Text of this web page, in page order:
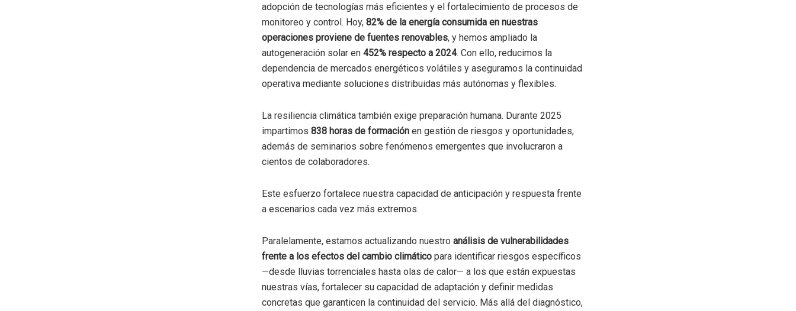
adopción de tecnologías más eficientes y el fortalecimiento de procesos de
monitoreo y control. Hoy, 82% de la energía consumida en nuestras
operaciones proviene de fuentes renovables, y hemos ampliado la
autogeneración solar en 452% respecto a 2024. Con ello, reducimos la
dependencia de mercados energéticos volátiles y aseguramos la continuidad
operativa mediante soluciones distribuidas más autónomas y flexibles.
La resiliencia climática también exige preparación humana. Durante 2025
impartimos 838 horas de formación en gestión de riesgos y oportunidades,
además de seminarios sobre fenómenos emergentes que involucraron a
cientos de colaboradores.
Este esfuerzo fortalece nuestra capacidad de anticipación y respuesta frente
a escenarios cada vez más extremos.
Paralelamente, estamos actualizando nuestro análisis de vulnerabilidades
frente a los efectos del cambio climático para identificar riesgos específicos
—desde lluvias torrenciales hasta olas de calor— a los que están expuestas
nuestras vías, fortalecer su capacidad de adaptación y definir medidas
concretas que garanticen la continuidad del servicio. Más allá del diagnóstico,